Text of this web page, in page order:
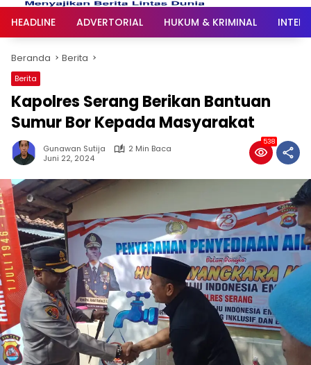
HEADLINE ADVERTORIAL HUKUM & KRIMINAL
Beranda Berita
Berita
Kapolres Serang Berikan Bantuan
Sumur Bor Kepada Masyarakat
Gunawan Sutija
2 Min Baca
Juni 22, 2024
538